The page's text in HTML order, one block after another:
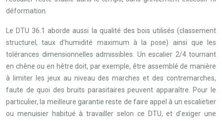
déformation.
Le DTU 36.1 aborde aussi la qualité des bois utilisés (classement
structurel, taux d’humidité maximum à la pose) ainsi que les
tolérances dimensionnelles admissibles. Un escalier 2/4 tournant
en chêne ou en hêtre doit, par exemple, être assemblé de manière
à limiter les jeux au niveau des marches et des contremarches,
faute de quoi des bruits parasitaires peuvent apparaître. Pour le
particulier, la meilleure garantie reste de faire appel à un escalietier
ou menuisier habitué à travailler selon ce DTU, et d’exiger une